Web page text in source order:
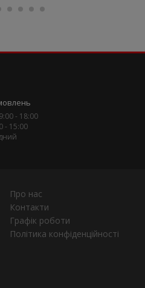
- 18:00
- 15:00
Про нас
Контакти
Графік роботи
Політика конфіденційності